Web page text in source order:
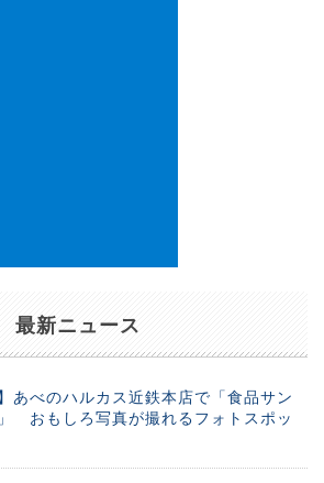
最新ニュース
あべのハルカス近鉄本店で「食品サン
おもしろ写真が撮れるフォトスポッ